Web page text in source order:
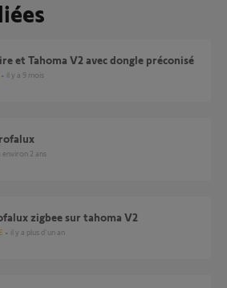
et Tahoma V2 avec dongle préconisé
il y a 9 mois
environ 2 ans
zigbee sur tahoma V2
il y a plus d'un an